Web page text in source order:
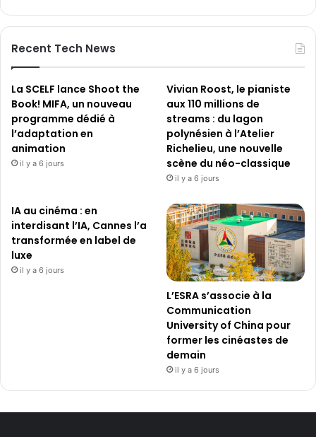
Recent Tech News
La SCELF lance Shoot the
Book! MIFA, un nouveau
programme dédié à
l’adaptation en
animation
il y a 6 jours
Vivian Roost, le pianiste
aux 110 millions de
streams : du lagon
polynésien à l’Atelier
Richelieu, une nouvelle
scène du néo-classique
il y a 6 jours
IA au cinéma : en
interdisant l’IA, Cannes l’a
transformée en label de
luxe
il y a 6 jours
L’ESRA s’associe à la
Communication
University of China pour
former les cinéastes de
demain
il y a 6 jours